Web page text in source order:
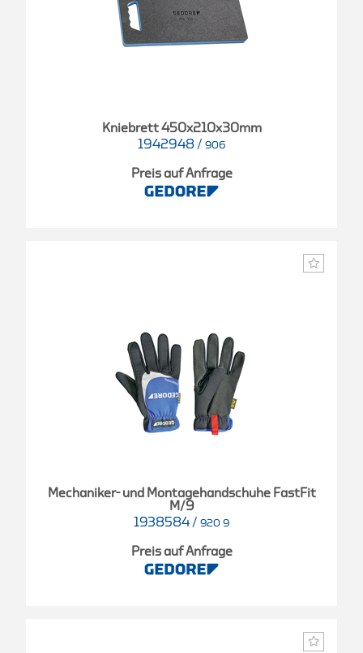
Kniebrett 450x210x30mm
1942948 / 906
Preis auf Anfrage
Mechaniker- und Montagehandschuhe FastFit
M/9
1938584 / 920 9
Preis auf Anfrage